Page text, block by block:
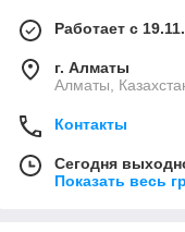
Работает с
г. Алматы
Алматы,
Контакты
Сегодня
Показать весь